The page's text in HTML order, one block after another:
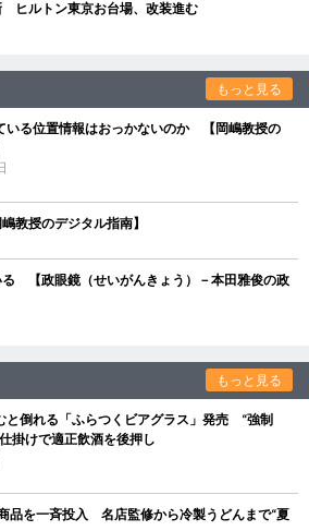
ヒルトン東京お台場、改装進む
もっと見る
いる位置情報はおっかないのか 【岡嶋教授の
教授のデジタル指南】
【政眼鏡（せいがんきょう）－本田雅俊の政
もっと見る
と倒れる「ふらつくビアグラス」発売 “強制
掛けで適正飲酒を後押し
品を一斉投入 名店監修から冷製うどんまで“夏